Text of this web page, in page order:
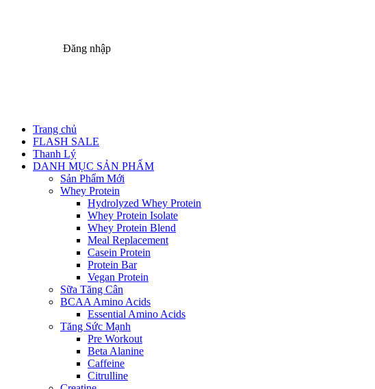
Đăng nhập
Trang chủ
FLASH SALE
Thanh Lý
DANH MỤC SẢN PHẨM
Sản Phẩm Mới
Whey Protein
Hydrolyzed Whey Protein
Whey Protein Isolate
Whey Protein Blend
Meal Replacement
Casein Protein
Protein Bar
Vegan Protein
Sữa Tăng Cân
BCAA Amino Acids
Essential Amino Acids
Tăng Sức Mạnh
Pre Workout
Beta Alanine
Caffeine
Citrulline